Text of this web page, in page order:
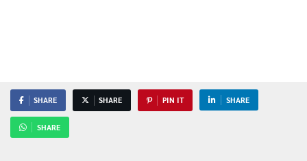
SHARE SHARE PIN IT SHARE
SHARE